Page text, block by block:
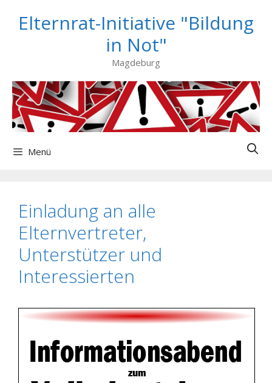
InhaltElternrat-Initiative "Bildung
in Not"
Magdeburg
Menü
Einladung an alle
Elternvertreter,
Unterstützer und
Interessierten